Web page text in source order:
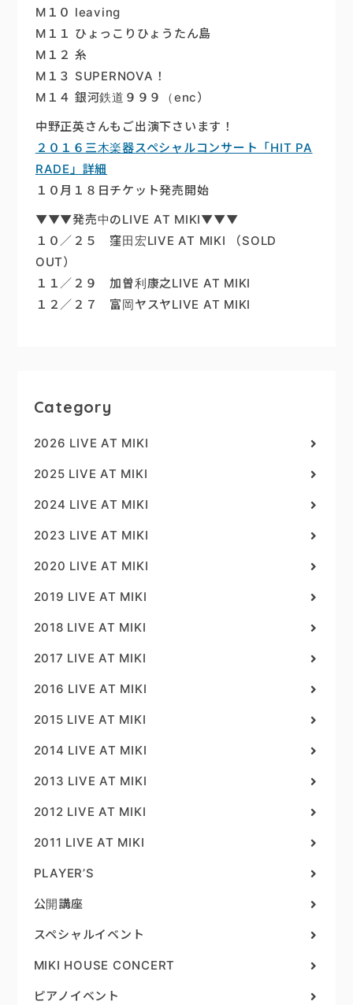
M１０ leaving
M１１ ひょっこりひょうたん島
M１２ 糸
M１３ SUPERNOVA！
M１４ 銀河鉄道９９９（enc）
中野正英さんもご出演下さいます！
２０１６三木楽器スペシャルコンサート「HIT PA
RADE」詳細
１０月１８日チケット発売開始
▼▼▼発売中のLIVE AT MIKI▼▼▼
１０／２５ 窪田宏LIVE AT MIKI （SOLD
OUT）
１１／２９ 加曽利康之LIVE AT MIKI
１２／２７ 富岡ヤスヤLIVE AT MIKI
Category
2026 LIVE AT MIKI
2025 LIVE AT MIKI
2024 LIVE AT MIKI
2023 LIVE AT MIKI
2020 LIVE AT MIKI
2019 LIVE AT MIKI
2018 LIVE AT MIKI
2017 LIVE AT MIKI
2016 LIVE AT MIKI
2015 LIVE AT MIKI
2014 LIVE AT MIKI
2013 LIVE AT MIKI
2012 LIVE AT MIKI
2011 LIVE AT MIKI
PLAYER’S
公開講座
スペシャルイベント
MIKI HOUSE CONCERT
ピアノイベント